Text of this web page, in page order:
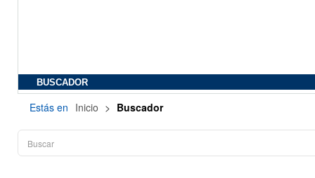
BUSCADOR
Estás en Inicio > Buscador